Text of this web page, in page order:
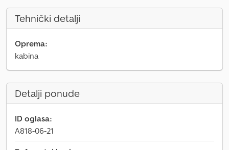
Tehnički detalji
Oprema:
kabina
Detalji ponude
ID oglasa:
A818-06-21